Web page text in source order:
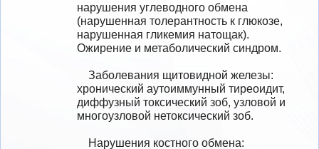
нарушения углеводного обмена
(нарушенная толерантность к глюкозе,
нарушенная гликемия натощак).
Ожирение и метаболический синдром.
хронический аутоиммунный тиреоидит,
диффузный токсический зоб, узловой и
многоузловой нетоксический зоб.